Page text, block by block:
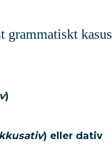
grammatiskt kasus
)
) eller dativ